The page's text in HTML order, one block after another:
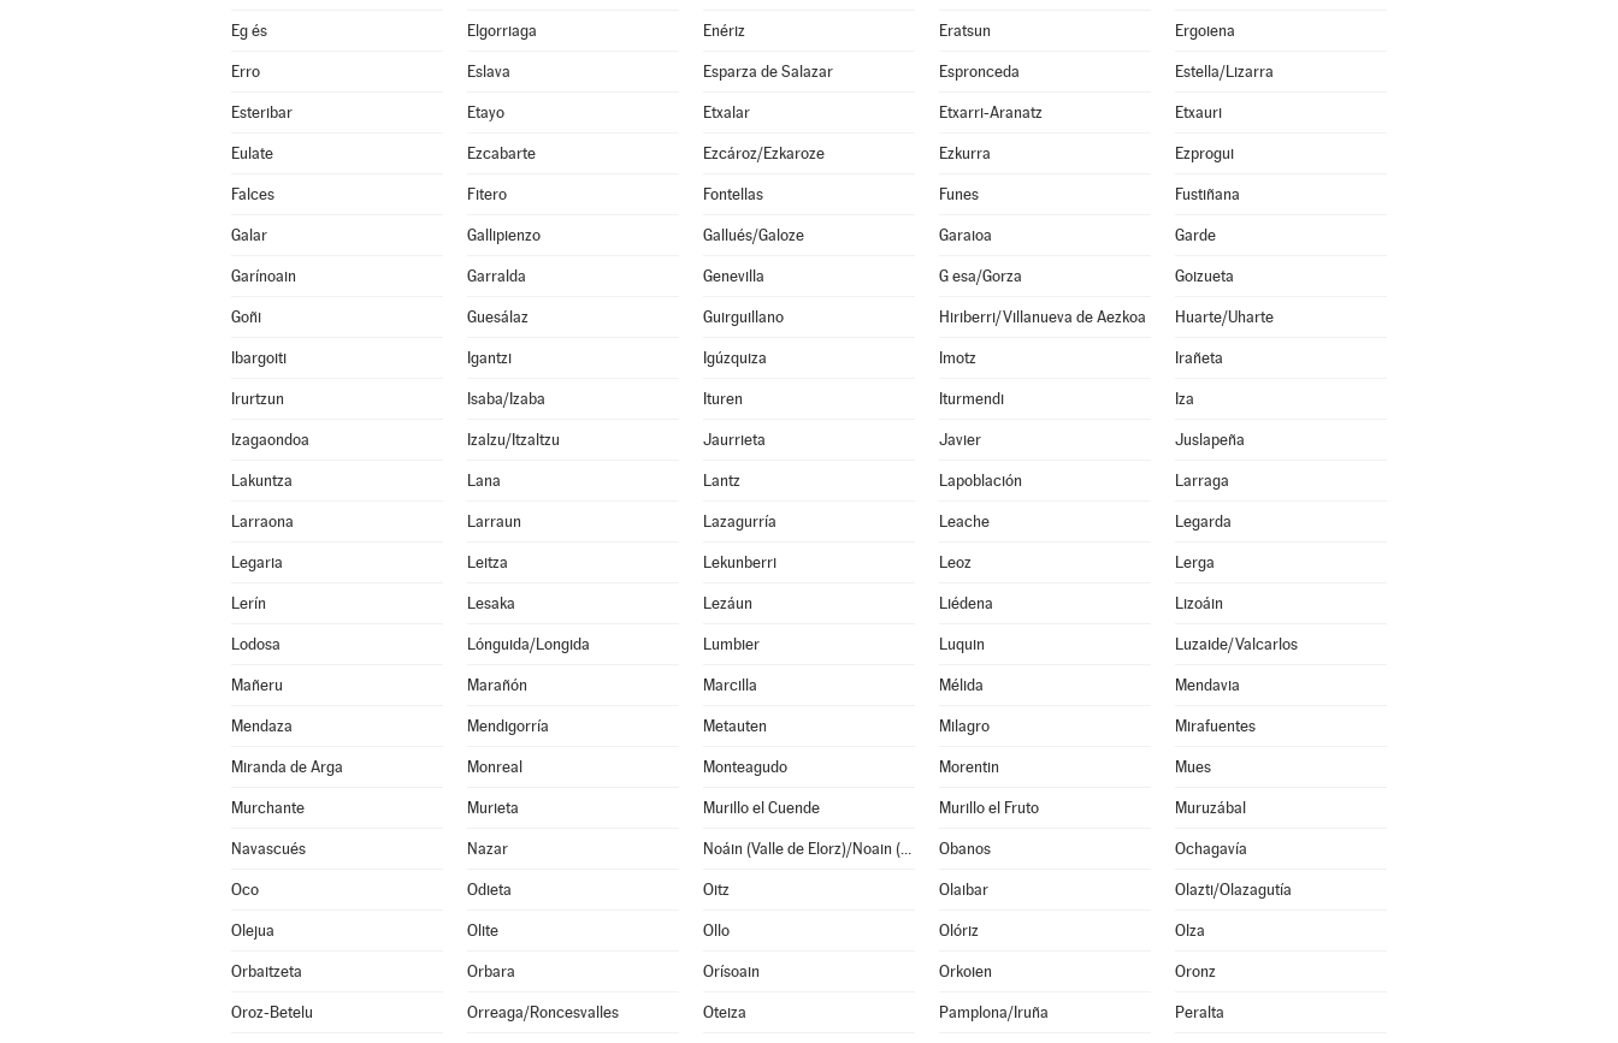
Eg és Elgorriaga Enériz Eratsun Ergoiena
Erro Eslava Esparza de Salazar Espronceda Estella/Lizarra
Esteribar Etayo Etxalar Etxarri-Aranatz Etxauri
Eulate Ezcabarte Ezcároz/Ezkaroze Ezkurra Ezprogui
Falces Fitero Fontellas Funes Fustiñana
Galar Gallipienzo Gallués/Galoze Garaioa Garde
Garínoain Garralda Genevilla G esa/Gorza Goizueta
Goñi Guesálaz Guirguillano Hiriberri/Villanueva de Aezkoa Huarte/Uharte
Ibargoiti Igantzi Igúzquiza Imotz Irañeta
Irurtzun Isaba/Izaba Ituren Iturmendi Iza
Izagaondoa Izalzu/Itzaltzu Jaurrieta Javier Juslapeña
Lakuntza Lana Lantz Lapoblación Larraga
Larraona Larraun Lazagurría Leache Legarda
Legaria Leitza Lekunberri Leoz Lerga
Lerín Lesaka Lezáun Liédena Lizoáin
Lodosa Lónguida/Longida Lumbier Luquin Luzaide/Valcarlos
Mañeru Marañón Marcilla Mélida Mendavia
Mendaza Mendigorría Metauten Milagro Mirafuentes
Miranda de Arga Monreal Monteagudo Morentin Mues
Murchante Murieta Murillo el Cuende Murillo el Fruto Muruzábal
Navascués Nazar Noáin (Valle de Elorz)/Noain (Elortzibar) Obanos Ochagavía
Oco Odieta Oitz Olaibar Olazti/Olazagutía
Olejua Olite Ollo Olóriz Olza
Orbaitzeta Orbara Orísoain Orkoien Oronz
Oroz-Betelu Orreaga/Roncesvalles Oteiza Pamplona/Iruña Peralta